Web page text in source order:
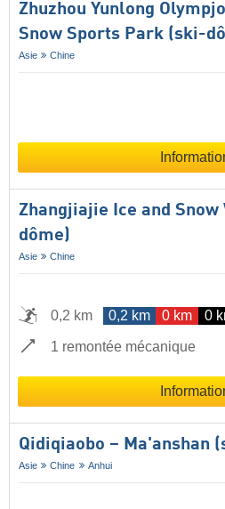
Zhuzhou Yunlong
Snow Sports Park (ski-
Asie Chine
Zhangjiajie Ice and
dôme)
Asie Chine
0,2 km 0,2 km 0 km 0
1 remontée mécanique
Qidiqiaobo – Ma'anshan
Asie Chine Anhui